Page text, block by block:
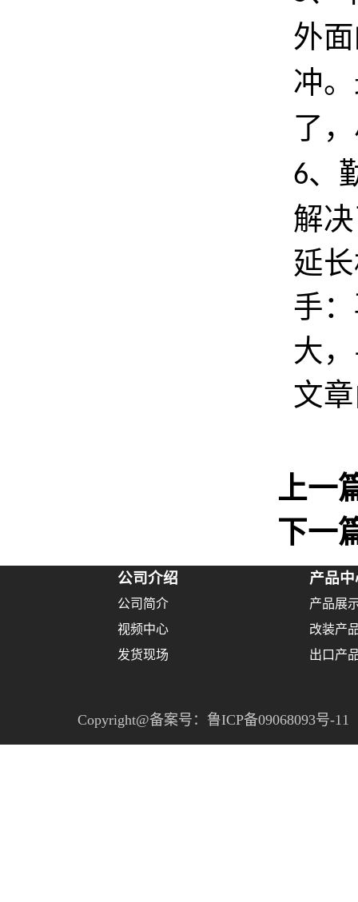
外
冲
了
6、
解
延
手
大
文
上一
下一
公司介绍
公司简介
视频中心
发货现场
产品中
产品展
改装产
出口产
Copyright@备案号： 鲁ICP备09068093号-11